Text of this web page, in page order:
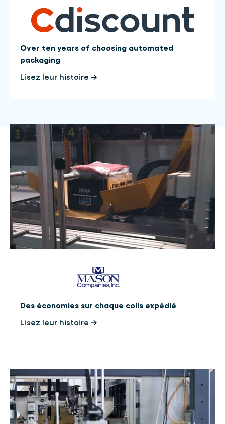
Over ten years of choosing automated
packaging
Lisez leur histoire →
Des économies sur chaque colis expédié
Lisez leur histoire →